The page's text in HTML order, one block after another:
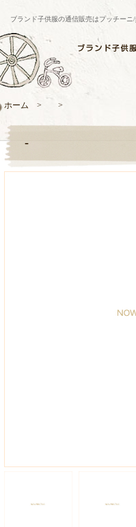
ブランド子供服の通信販売はプッチー
ホーム > >
-